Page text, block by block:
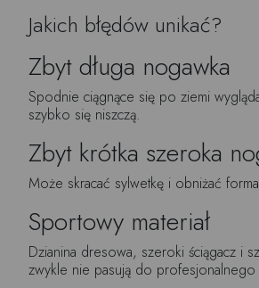
Jakich błędów unikać?
Zbyt długa nogawka
Spodnie ciągnące się po ziemi
szybko się niszczą.
Zbyt krótka szeroka
Może skracać sylwetkę i obniżać
Sportowy materiał
Dzianina dresowa, szeroki ściągacz i
zwykle nie pasują do